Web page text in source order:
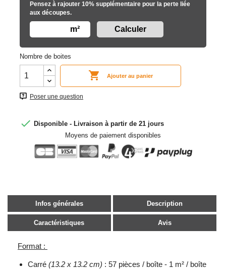
Pensez à rajouter 10% supplémentaire pour la perte liée
aux découpes.
m²
Nombre de boites
 Ajouter au panier
Poser une question
 Disponible - Livraison à partir de 21 jours
Moyens de paiement disponibles
Infos générales Description
Caractéristiques Avis
Format :
Carré (13.2 x 13.2 cm) : 57 pièces / boîte - 1 m² / boîte